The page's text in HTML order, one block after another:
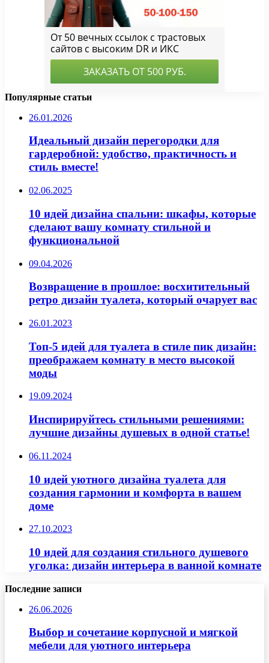
Популярные статьи
26.01.2026
Идеальный дизайн перегородки для
гардеробной: удобство, практичность и
стиль вместе!
02.06.2025
10 идей дизайна спальни: шкафы, которые
сделают вашу комнату стильной и
функциональной
09.04.2026
Возвращение в прошлое: восхитительный
ретро дизайн туалета, который очарует вас
26.01.2023
Топ-5 идей для туалета в стиле пик дизайн:
преображаем комнату в место высокой
моды
19.09.2024
Инспирируйтесь стильными решениями:
лучшие дизайны душевых в одной статье!
06.11.2024
10 идей уютного дизайна туалета для
создания гармонии и комфорта в вашем
доме
27.10.2023
10 идей для создания стильного душевого
уголка: дизайн интерьера в ванной комнате
Последние записи
26.06.2026
Выбор и сочетание корпусной и мягкой
мебели для уютного интерьера